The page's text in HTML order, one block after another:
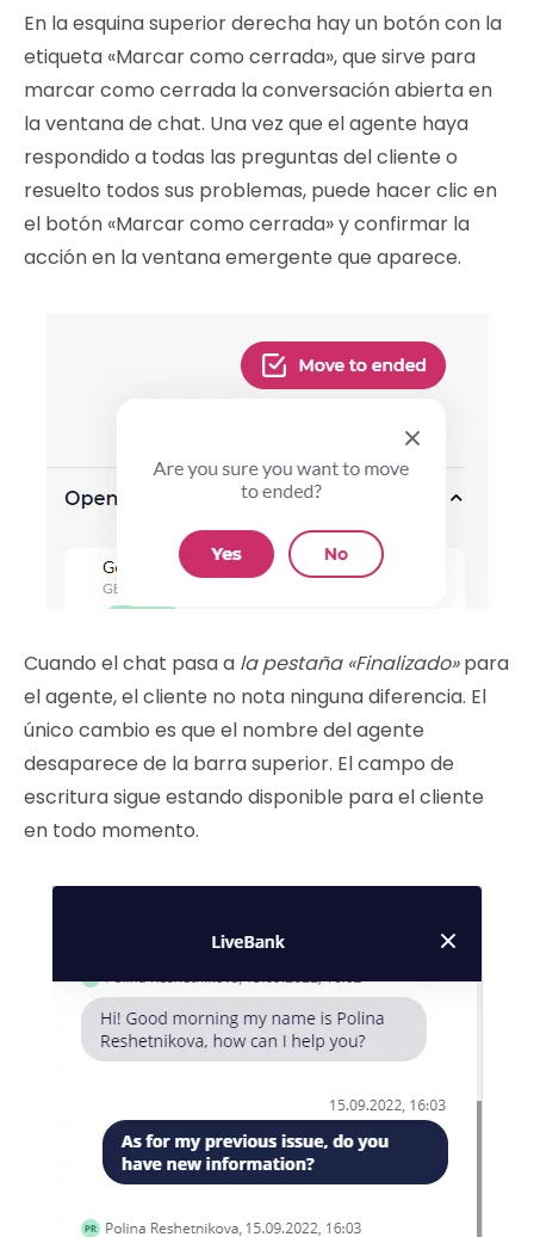
En la esquina superior derecha hay un botón con la
etiqueta «Marcar como cerrada», que sirve para
marcar como cerrada la conversación abierta en
la ventana de chat. Una vez que el agente haya
respondido a todas las preguntas del cliente o
resuelto todos sus problemas, puede hacer clic en
el botón «Marcar como cerrada» y confirmar la
acción en la ventana emergente que aparece.
Cuando el chat pasa a la pestaña «Finalizado»para
el agente, el cliente no nota ninguna diferencia. El
único cambio es que el nombre del agente
desaparece de la barra superior. El campo de
escritura sigue estando disponible para el cliente
en todo momento.